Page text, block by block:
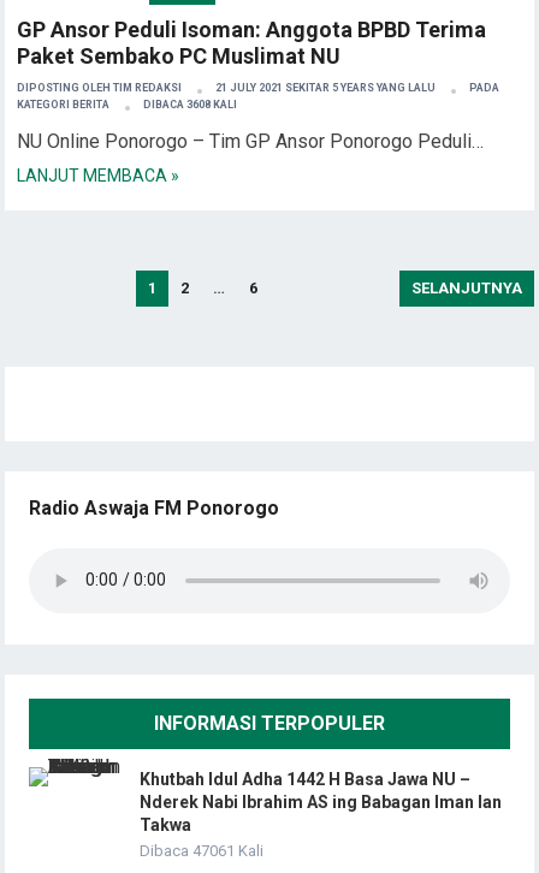
GP Ansor Peduli Isoman: Anggota BPBD Terima
Paket Sembako PC Muslimat NU
DIPOSTING OLEHTIM REDAKSI 21 JULY 2021 SEKITAR 5 YEARS YANG LALU
PADA
KATEGORI
BERITA DIBACA 3608 KALI
NU Online Ponorogo – Tim GP Ansor Ponorogo Peduli…
LANJUT MEMBACA »
1 2 … 6 SELANJUTNYA
Radio Aswaja FM Ponorogo
INFORMASI TERPOPULER
Khutbah Idul Adha 1442 H Basa Jawa NU –
Nderek Nabi Ibrahim AS ing Babagan Iman lan
Takwa
Dibaca 47061 Kali